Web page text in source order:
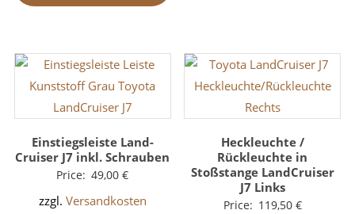
Einstiegsleiste Land-
Cruiser J7 inkl. Schrauben
Price: 49,00€
zzgl. Versandkosten
Heckleuchte /
Rückleuchte in
Stoßstange LandCruiser
J7 Links
Price: 119,50 €